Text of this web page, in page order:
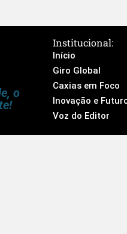
o
Institucional:
Início
Giro Global
Caxias em Foco
Inovação e
Voz do Editor